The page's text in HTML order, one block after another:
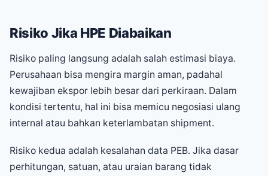
Risiko Jika HPE Diabaikan
Risiko paling langsung adalah salah estimasi biaya.
Perusahaan bisa mengira margin aman, padahal
kewajiban ekspor lebih besar dari perkiraan. Dalam
kondisi tertentu, hal ini bisa memicu negosiasi ulang
internal atau bahkan keterlambatan shipment.
Risiko kedua adalah kesalahan data PEB. Jika dasar
perhitungan, satuan, atau uraian barang tidak